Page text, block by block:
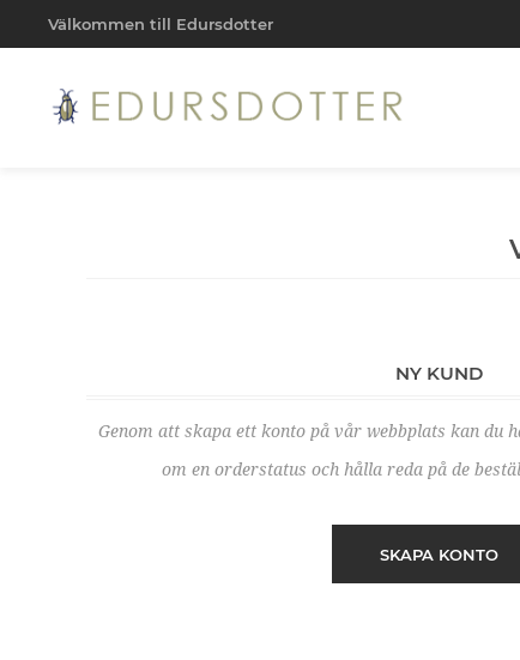
Välkommen till Edursdotter
NY KUND
Genom att skapa ett konto på vår webbplats kan du
om en orderstatus och hålla reda på de
SKAPA KONTO